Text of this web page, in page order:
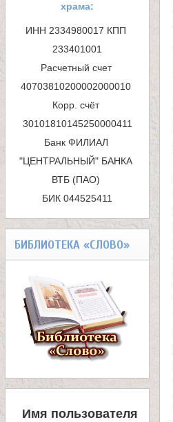
храма:
ИНН 2334980017 КПП
233401001
Расчетный счет
40703810200002000010
Корр. счёт
Банк ФИЛИАЛ
"ЦЕНТРАЛЬНЫЙ" БАНКА
ВТБ (ПАО)
БИК 044525411
БИБЛИОТЕКА «СЛОВО»
Имя пользователя